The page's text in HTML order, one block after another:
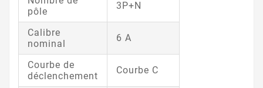
pôle
3P+N
Calibre
nominal
6 A
Courbe de
déclenchement
Courbe C